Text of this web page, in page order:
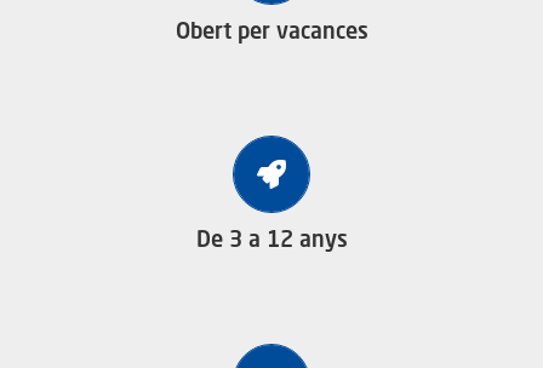
Obert per vacances
De 3 a 12 anys
Campus dirigit a nens i nenes d’entre 3 i 12 anys, nascuts
entre el 2012 i 2020.